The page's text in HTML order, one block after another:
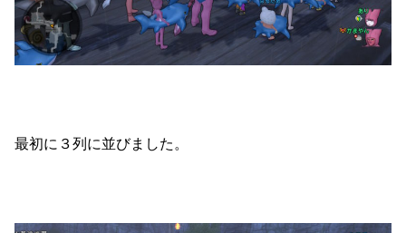
最初に３列に並びました。